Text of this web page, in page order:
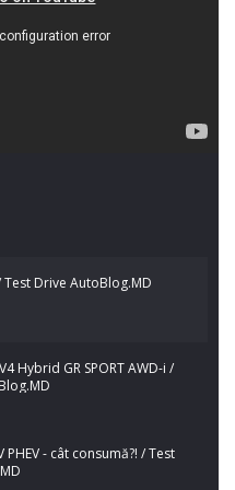
Test Drive AutoBlog.MD
Hybrid GR SPORT AWD-i /
- cât consumă?! / Test